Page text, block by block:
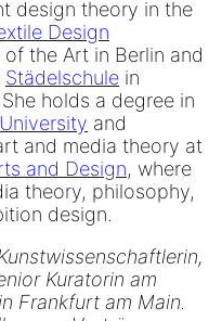
design theory in the
Design
the Art in Berlin and
Städelschule in
holds a degree in
and
and media theory at
and Design, where
theory, philosophy,
design.
Kuratorin am
in Frankfurt am Main.